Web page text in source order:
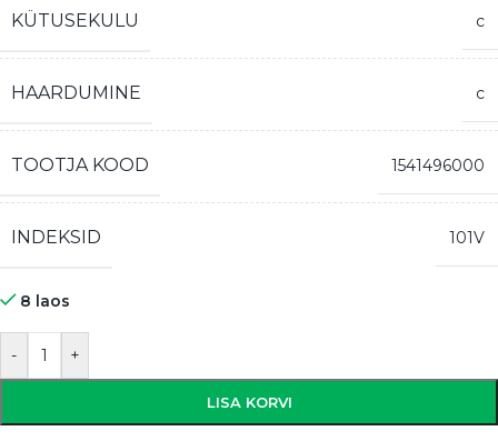
KÜTUSEKULU c
HAARDUMINE c
TOOTJA KOOD 1541496000
INDEKSID 101V
8 laos
- +
LISA KORVI